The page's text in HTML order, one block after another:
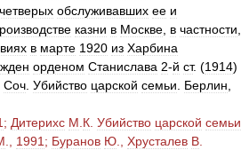
четверых обслуживавших ее и
казни в Москве в частности
в марте 1920 из Харбина
орденом Станислава 2-й ст. (1914)
Соч Убийство царской семьи Берлин
; Дитерихс М К Убийство царской семьи
1991 ; Буранов Ю Хрусталев В